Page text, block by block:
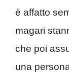
è affatto
magari
che poi
una